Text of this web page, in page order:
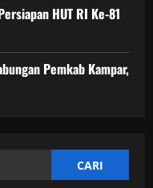
HUT RI Ke-81
Pemkab Kampar,